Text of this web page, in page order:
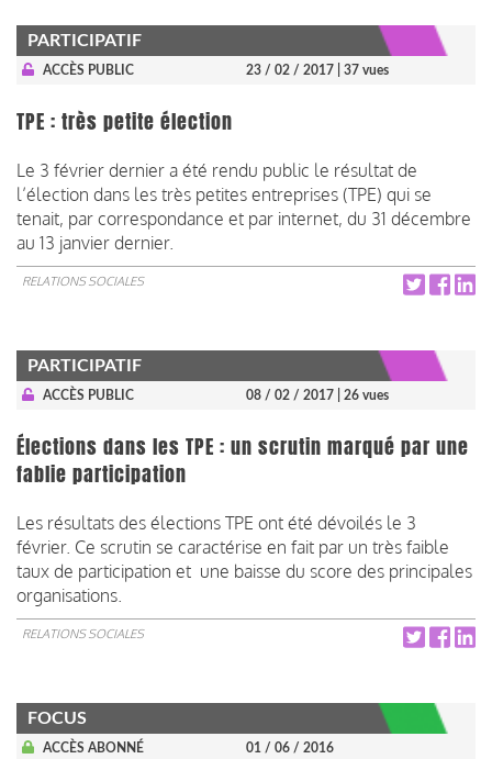
PARTICIPATIF
ACCÈS PUBLIC 23 / 02 / 2017 | 37 vues
TPE : très petite élection
Le 3 février dernier a été rendu public le résultat de
l’élection dans les très petites entreprises (TPE) qui se
tenait, par correspondance et par internet, du 31 décembre
au 13 janvier dernier.
RELATIONS SOCIALES
PARTICIPATIF
ACCÈS PUBLIC 08 / 02 / 2017 | 26 vues
Élections dans les TPE : un scrutin marqué par une
fablie participation
Les résultats des élections TPE ont été dévoilés le 3
février. Ce scrutin se caractérise en fait par un très faible
taux de participation et une baisse du score des principales
organisations.
RELATIONS SOCIALES
FOCUS
ACCÈS ABONNÉ 01 / 06 / 2016